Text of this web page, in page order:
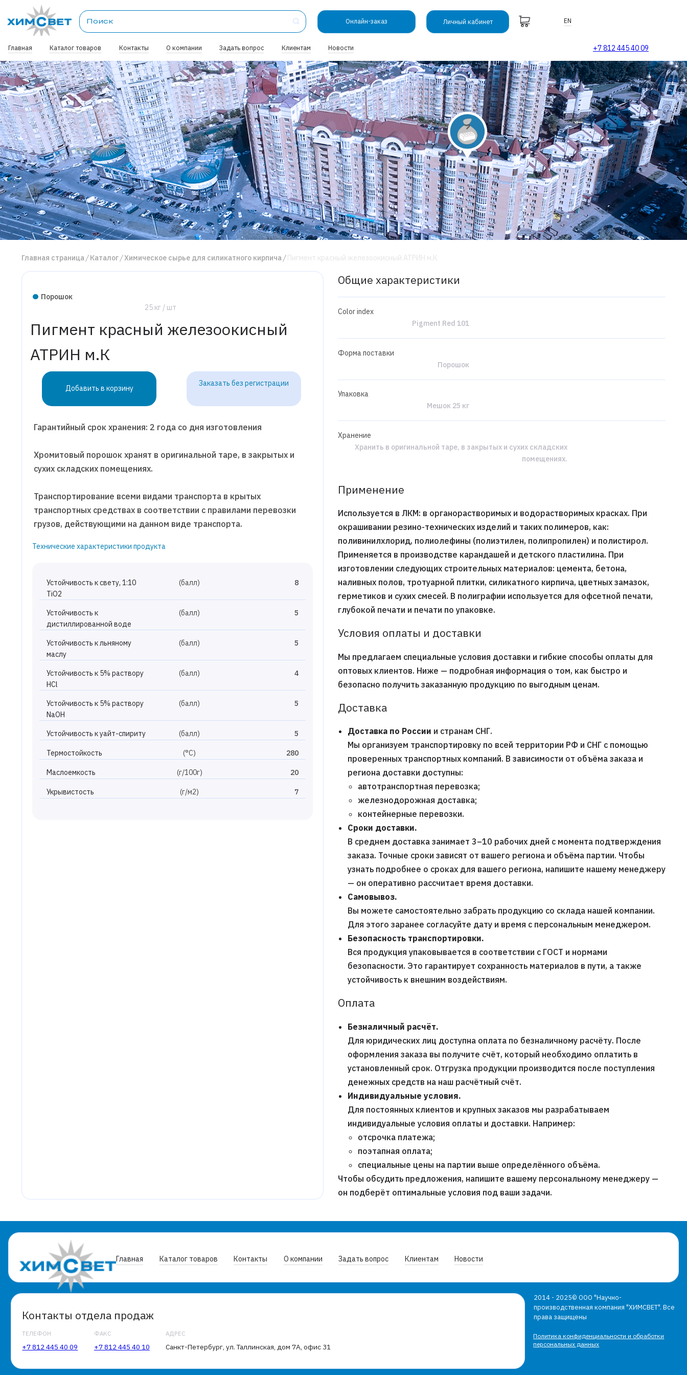
Онлайн-заказ Личный кабинет EN
Главная Каталог товаров Контакты О компании Задать вопрос Клиентам Новости +7 812 445 40 09
Главная страница Каталог Химическое сырье для силикатного кирпича Пигмент красный железоокисный АТРИН м.К
Порошок
25 кг / шт
Пигмент красный железоокисный
АТРИН м.К
Добавить в корзину
Заказать без регистрации
Гарантийный срок хранения: 2 года со дня изготовления
Хромитовый порошок хранят в оригинальной таре, в закрытых и
сухих складских помещениях.
Транспортирование всеми видами транспорта в крытых
транспортных средствах в соответствии с правилами перевозки
грузов, действующими на данном виде транспорта.
Технические характеристики продукта
Устойчивость к свету, 1:10
TiO2
(балл) 8
Устойчивость к
дистиллированной воде
(балл) 5
Устойчивость к льняному
маслу
(балл) 5
Устойчивость к 5% раствору
HCl
(балл) 4
Устойчивость к 5% раствору
NaOH
(балл) 5
Устойчивость к уайт-спириту (балл) 5
Термостойкость (°С) 280
Маслоемкость (г/100г) 20
Укрывистость (г/м2) 7
Общие характеристики
Color index
Pigment Red 101
Форма поставки
Порошок
Упаковка
Мешок 25 кг
Хранение
Хранить в оригинальной таре, в закрытых и сухих складских
помещениях.
Применение
Используется в ЛКМ: в органорастворимых и водорастворимых красках. При
окрашивании резино-технических изделий и таких полимеров, как:
поливинилхлорид, полиолефины (полиэтилен, полипропилен) и полистирол.
Применяется в производстве карандашей и детского пластилина. При
изготовлении следующих строительных материалов: цемента, бетона,
наливных полов, тротуарной плитки, силикатного кирпича, цветных замазок,
герметиков и сухих смесей. В полиграфии используется для офсетной печати,
глубокой печати и печати по упаковке.
Условия оплаты и доставки
Мы предлагаем специальные условия доставки и гибкие способы оплаты для
оптовых клиентов. Ниже — подробная информация о том, как быстро и
безопасно получить заказанную продукцию по выгодным ценам.
Доставка
Доставка по России и странам СНГ.
Мы организуем транспортировку по всей территории РФ и СНГ с помощью
проверенных транспортных компаний. В зависимости от объёма заказа и
региона доставки доступны:
автотранспортная перевозка;
железнодорожная доставка;
контейнерные перевозки.
Сроки доставки.
В среднем доставка занимает 3–10 рабочих дней с момента подтверждения
заказа. Точные сроки зависят от вашего региона и объёма партии. Чтобы
узнать подробнее о сроках для вашего региона, напишите нашему менеджеру
— он оперативно рассчитает время доставки.
Самовывоз.
Вы можете самостоятельно забрать продукцию со склада нашей компании.
Для этого заранее согласуйте дату и время с персональным менеджером.
Безопасность транспортировки.
Вся продукция упаковывается в соответствии с ГОСТ и нормами
безопасности. Это гарантирует сохранность материалов в пути, а также
устойчивость к внешним воздействиям.
Оплата
Безналичный расчёт.
Для юридических лиц доступна оплата по безналичному расчёту. После
оформления заказа вы получите счёт, который необходимо оплатить в
установленный срок. Отгрузка продукции производится после поступления
денежных средств на наш расчётный счёт.
Индивидуальные условия.
Для постоянных клиентов и крупных заказов мы разрабатываем
индивидуальные условия оплаты и доставки. Например:
отсрочка платежа;
поэтапная оплата;
специальные цены на партии выше определённого объёма.
Чтобы обсудить предложения, напишите вашему персональному менеджеру —
он подберёт оптимальные условия под ваши задачи.
Главная Каталог товаров Контакты О компании Задать вопрос Клиентам Новости
Контакты отдела продаж
ТЕЛЕФОН
+7 812 445 40 09
ФАКС
+7 812 445 40 10
АДРЕС
Санкт-Петербург, ул. Таллинская, дом 7А, офис 31
2014 - 2025© ООО "Научно-
производственная компания "ХИМСВЕТ". Все
права защищены
Политика конфиденциальности и обработки
персональных данных